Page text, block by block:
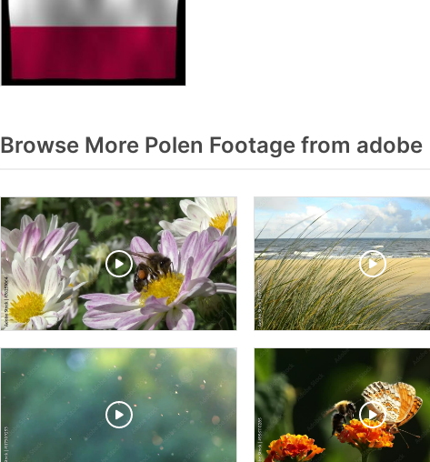
Browse More Polen Footage from adobe